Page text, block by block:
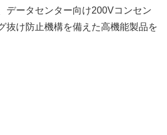
データセンター向け200Vコンセン
抜け防止機構を備えた高機能製品を